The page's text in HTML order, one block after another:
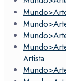
Artista